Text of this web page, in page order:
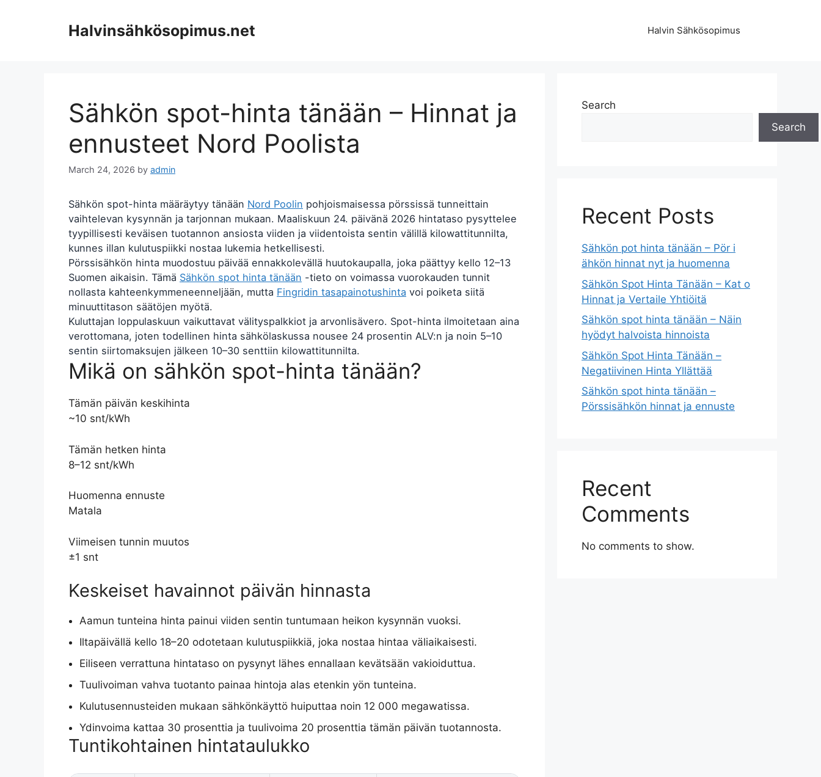
Halvinsähkösopimus.net Halvin Sähkösopimus
Sähkön spot-hinta tänään – Hinnat ja
ennusteet Nord Poolista
March 24, 2026 by admin
Sähkön spot-hinta määräytyy tänään Nord Poolin pohjoismaisessa pörssissä tunneittain
vaihtelevan kysynnän ja tarjonnan mukaan. Maaliskuun 24. päivänä 2026 hintataso pysyttelee
tyypillisesti keväisen tuotannon ansiosta viiden ja viidentoista sentin välillä kilowattitunnilta,
kunnes illan kulutuspiikki nostaa lukemia hetkellisesti.
Pörssisähkön hinta muodostuu päivää ennakkolevällä huutokaupalla, joka päättyy kello 12–13
Suomen aikaisin. Tämä Sähkön spot hinta tänään -tieto on voimassa vuorokauden tunnit
nollasta kahteenkymmeneenneljään, mutta Fingridin tasapainotushinta voi poiketa siitä
minuuttitason säätöjen myötä.
Kuluttajan loppulaskuun vaikuttavat välityspalkkiot ja arvonlisävero. Spot-hinta ilmoitetaan aina
verottomana, joten todellinen hinta sähkölaskussa nousee 24 prosentin ALV:n ja noin 5–10
sentin siirtomaksujen jälkeen 10–30 senttiin kilowattitunnilta.
Mikä on sähkön spot-hinta tänään?
Tämän päivän keskihinta
~10 snt/kWh
Tämän hetken hinta
8–12 snt/kWh
Huomenna ennuste
Matala
Viimeisen tunnin muutos
±1 snt
Keskeiset havainnot päivän hinnasta
Aamun tunteina hinta painui viiden sentin tuntumaan heikon kysynnän vuoksi.
Iltapäivällä kello 18–20 odotetaan kulutuspiikkiä, joka nostaa hintaa väliaikaisesti.
Eiliseen verrattuna hintataso on pysynyt lähes ennallaan kevätsään vakioiduttua.
Tuulivoiman vahva tuotanto painaa hintoja alas etenkin yön tunteina.
Kulutusennusteiden mukaan sähkönkäyttö huiputtaa noin 12 000 megawatissa.
Ydinvoima kattaa 30 prosenttia ja tuulivoima 20 prosenttia tämän päivän tuotannosta.
Tuntikohtainen hintataulukko
Search
Search
Recent Posts
Sähkön pot hinta tänään – Pör i
ähkön hinnat nyt ja huomenna
Sähkön Spot Hinta Tänään – Kat o
Hinnat ja Vertaile Yhtiöitä
Sähkön spot hinta tänään – Näin
hyödyt halvoista hinnoista
Sähkön Spot Hinta Tänään –
Negatiivinen Hinta Yllättää
Sähkön spot hinta tänään –
Pörssisähkön hinnat ja ennuste
Recent
Comments
No comments to show.